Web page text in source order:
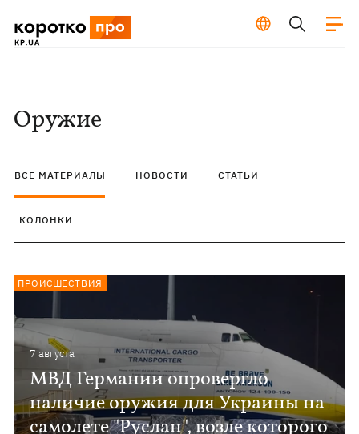
Оружие
ВСЕ МАТЕРИАЛЫ НОВОСТИ СТАТЬИ
КОЛОНКИ
7 августа
МВД Германии опровергло
наличие оружия для Украины на
самолете "Руслан", возле которого
ПРОИСШЕСТВИЯ